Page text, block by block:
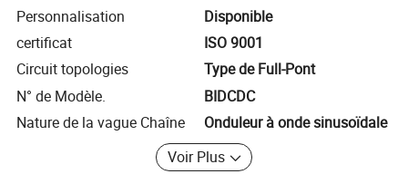
Personnalisation
Disponible
certificat
ISO 9001
Circuit topologies
Type de Full-Pont
N° de Modèle.
BIDCDC
Nature de la vague Chaîne
Onduleur à onde sinusoïdale
Voir Plus